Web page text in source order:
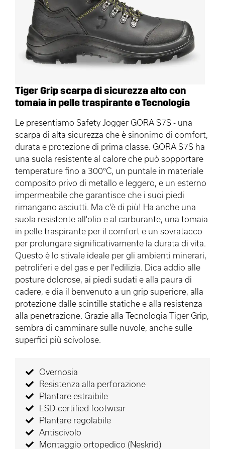
Tiger Grip scarpa di sicurezza alto con
tomaia in pelle traspirante e Tecnologia
Le presentiamo Safety Jogger GORA S7S - una
scarpa di alta sicurezza che è sinonimo di comfort,
durata e protezione di prima classe. GORA S7S ha
una suola resistente al calore che può sopportare
temperature fino a 300°C, un puntale in materiale
composito privo di metallo e leggero, e un esterno
impermeabile che garantisce che i suoi piedi
rimangano asciutti. Ma c'è di più! Ha anche una
suola resistente all'olio e al carburante, una tomaia
in pelle traspirante per il comfort e un sovratacco
per prolungare significativamente la durata di vita.
Questo è lo stivale ideale per gli ambienti minerari,
petroliferi e del gas e per l'edilizia. Dica addio alle
posture dolorose, ai piedi sudati e alla paura di
cadere, e dia il benvenuto a un grip superiore, alla
protezione dalle scintille statiche e alla resistenza
alla penetrazione. Grazie alla Tecnologia Tiger Grip,
sembra di camminare sulle nuvole, anche sulle
superfici più scivolose.
Overnosia
Resistenza alla perforazione
Plantare estraibile
ESD-certified footwear
Plantare regolabile
Antiscivolo
Montaggio ortopedico (Neskrid)